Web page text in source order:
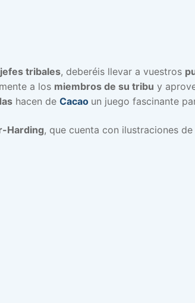
jefes tribales, deberéis llevar a vuestros
a los miembros de su tribu y
hacen de Cacao un juego fascinante
Harding, que cuenta con ilustraciones de